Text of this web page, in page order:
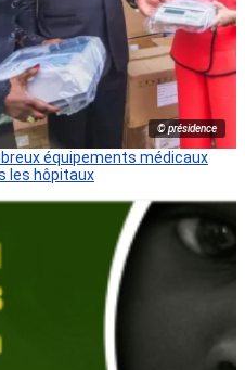
© présidence
équipements médicaux
les hôpitaux